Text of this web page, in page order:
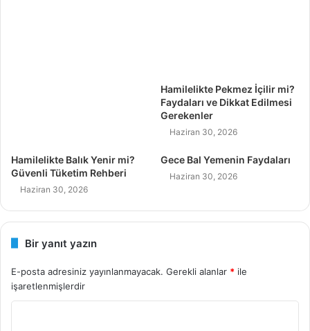
Hamilelikte Pekmez İçilir mi?
Faydaları ve Dikkat Edilmesi
Gerekenler
Haziran 30, 2026
Hamilelikte Balık Yenir mi?
Güvenli Tüketim Rehberi
Haziran 30, 2026
Gece Bal Yemenin Faydaları
Haziran 30, 2026
Bir yanıt yazın
E-posta adresiniz yayınlanmayacak. Gerekli alanlar * ile
işaretlenmişlerdir